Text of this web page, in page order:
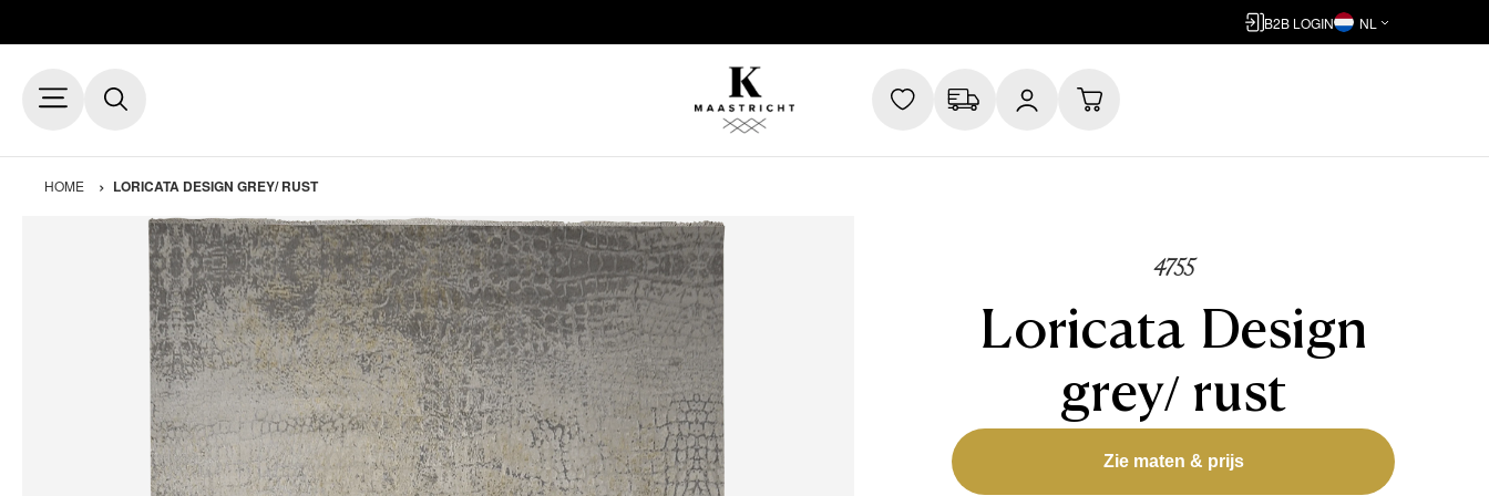
B2B LOGIN NL
HOME LORICATA DESIGN GREY/ RUST
4755
Loricata Design
grey/ rust
Zie maten & prijs